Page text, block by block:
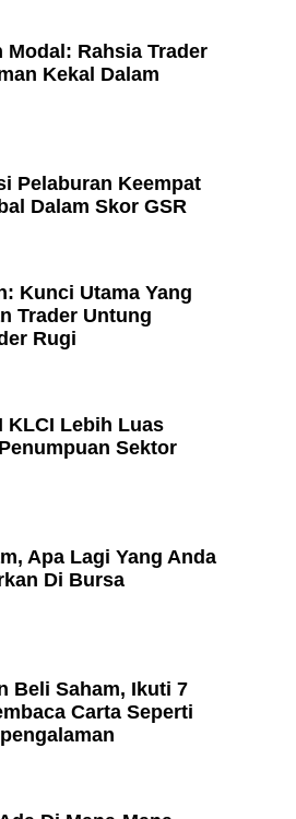
Modal: Rahsia Trader
Kekal Dalam
Pelaburan Keempat
Dalam Skor GSR
Kunci Utama Yang
Trader Untung
Rugi
KLCI Lebih Luas
Sektor
Apa Lagi Yang Anda
Di Bursa
Beli Saham, Ikuti 7
Carta Seperti